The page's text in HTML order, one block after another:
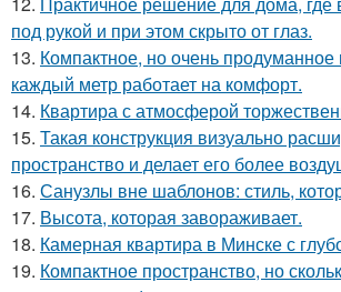
под рукой и при этом скрыто от глаз.
13. Компактное, но очень продуманное
каждый метр работает на комфорт.
14. Квартира с атмосферой
15. Такая конструкция визуально
пространство и делает его более
16. Санузлы вне шаблонов: стиль,
17. Высота, которая завораживает.
18. Камерная квартира в Минске с
19. Компактное пространство, но